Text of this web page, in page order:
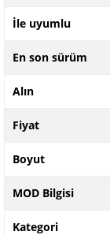
İle uyumlu
En son sürüm
Alın
Fiyat
Boyut
MOD Bilgisi
Kategori